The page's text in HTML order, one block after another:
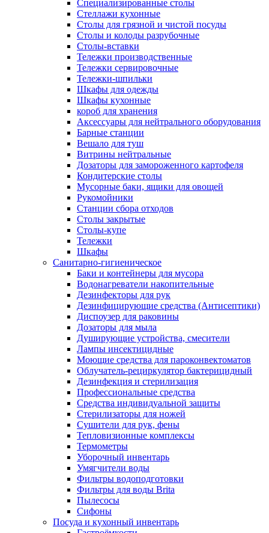
Специализированные столы
Стеллажи кухонные
Столы для грязной и чистой посуды
Столы и колоды разрубочные
Столы-вставки
Тележки производственные
Тележки сервировочные
Тележки-шпильки
Шкафы для одежды
Шкафы кухонные
короб для хранения
Аксессуары для нейтрального оборудования
Барные станции
Вешало для туш
Витрины нейтральные
Дозаторы для замороженного картофеля
Кондитерские столы
Мусорные баки, ящики для овощей
Рукомойники
Станции сбора отходов
Столы закрытые
Столы-купе
Тележки
Шкафы
Санитарно-гигиеническое
Баки и контейнеры для мусора
Водонагреватели накопительные
Дезинфекторы для рук
Дезинфицирующие средства (Антисептики)
Диспоузер для раковины
Дозаторы для мыла
Душирующие устройства, смесители
Лампы инсектицидные
Моющие средства для пароконвектоматов
Облучатель-рециркулятор бактерицидный
Дезинфекция и стерилизация
Профессиональные средства
Средства индивидуальной защиты
Стерилизаторы для ножей
Сушители для рук, фены
Тепловизионные комплексы
Термометры
Уборочный инвентарь
Умягчители воды
Фильтры водоподготовки
Фильтры для воды Brita
Пылесосы
Сифоны
Посуда и кухонный инвентарь